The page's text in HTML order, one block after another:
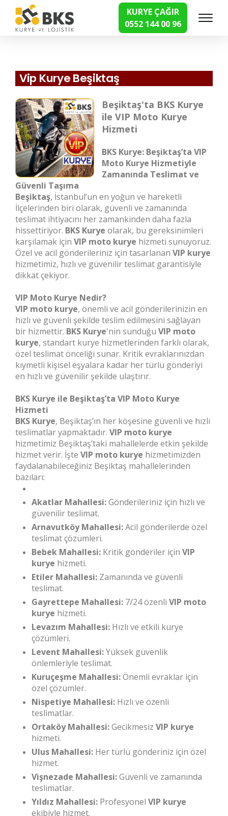
KURYE ÇAĞIR
0552 144 00 96
Hızlı Kurye Hizmetleri
Vip Kurye Beşiktaş
Beşiktaş'ta BKS Kurye
ile VIP Moto Kurye
Hizmeti
BKS Kurye: Beşiktaş’ta VIP
Moto Kurye Hizmetiyle
Zamanında Teslimat ve
Güvenli Taşıma
Beşiktaş, İstanbul’un en yoğun ve hareketli
İlçelerinden biri olarak, güvenli ve zamanında
teslimat ihtiyacını her zamankinden daha fazla
hissettiriyor. BKS Kurye olarak, bu gereksinimleri
karşılamak için VIP moto kurye hizmeti sunuyoruz.
Özel ve acil gönderileriniz için tasarlanan VIP kurye
hizmetimiz, hızlı ve güvenilir teslimat garantisiyle
dikkat çekiyor.
VIP Moto Kurye Nedir?
VIP moto kurye, önemli ve acil gönderilerinizin en
hızlı ve güvenli şekilde teslim edilmesini sağlayan
bir hizmettir. BKS Kurye'nin sunduğu VIP moto
kurye, standart kurye hizmetlerinden farklı olarak,
özel teslimat önceliği sunar. Kritik evraklarınızdan
kıymetli kişisel eşyalara kadar her türlü gönderiyi
en hızlı ve güvenilir şekilde ulaştırır.
BKS Kurye ile Beşiktaş’ta VIP Moto Kurye
Hizmeti
BKS Kurye, Beşiktaş’ın her köşesine güvenli ve hızlı
teslimatlar yapmaktadır. VIP moto kurye
hizmetimiz Beşiktaş’taki mahallelerde etkin şekilde
hizmet verir. İşte VIP moto kurye hizmetimizden
faydalanabileceğiniz Beşiktaş mahallelerinden
bazıları:
Akatlar Mahallesi:Gönderileriniz için hızlı ve
güvenilir teslimat.
Arnavutköy Mahallesi:Acil gönderilerde özel
teslimat çözümleri.
Bebek Mahallesi: Kritik gönderiler için VIP
kurye hizmeti.
Etiler Mahallesi: Zamanında ve güvenli
teslimat.
Gayrettepe Mahallesi: 7/24 özenli VIP moto
kurye hizmeti.
Levazım Mahallesi: Hızlı ve etkili kurye
çözümleri.
Levent Mahallesi:Yüksek güvenlik
önlemleriyle teslimat.
Kuruçeşme Mahallesi:Önemli evraklar için
özel çözümler.
Nispetiye Mahallesi: Hızlı ve özenli
teslimatlar.
Ortaköy Mahallesi:Gecikmesiz VIP kurye
hizmeti.
Ulus Mahallesi: Her türlü gönderiniz için özel
hizmet.
Vişnezade Mahallesi:Güvenli ve zamanında
teslimatlar.
Yıldız Mahallesi: Profesyonel VIP kurye
ekibiyle hizmet.